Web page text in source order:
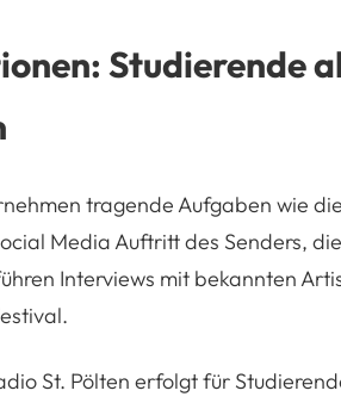
Studierende
tragende Aufgaben wie
Media Auftritt des Senders,
Interviews mit bekannten
St. Pölten erfolgt für